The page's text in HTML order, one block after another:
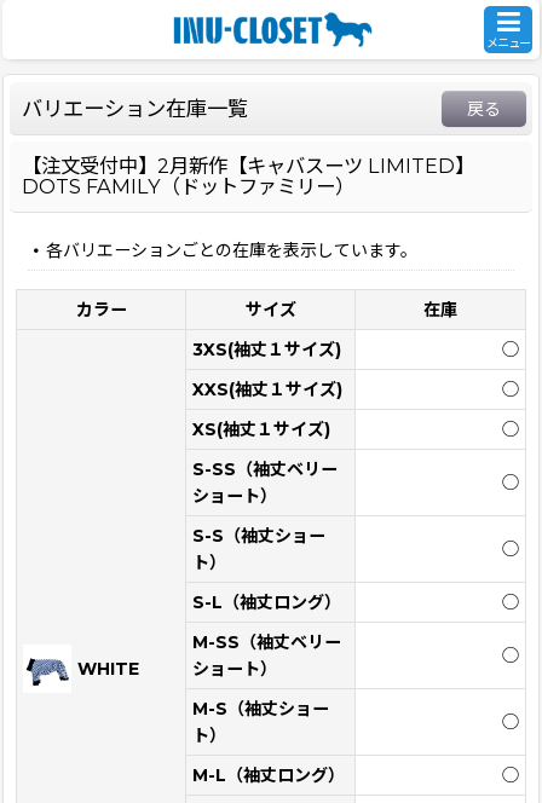
メニュー
バリエーション在庫一覧 戻る
【注文受付中】2月新作【キャバスーツ LIMITED】
DOTS FAMILY（ドットファミリー）
各バリエーションごとの在庫を表示しています。
カラー サイズ 在庫
WHITE
3XS(袖丈１サイズ)
◯
XXS(袖丈１サイズ)
◯
XS(袖丈１サイズ)
◯
S-SS（袖丈ベリー
ショート）
◯
S-S（袖丈ショー
ト）
◯
S-L（袖丈ロング）
◯
M-SS（袖丈ベリー
ショート）
◯
M-S（袖丈ショー
ト）
◯
M-L（袖丈ロング）
◯